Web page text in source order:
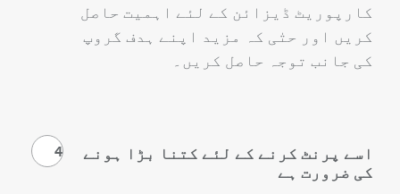
کارپوریٹ ڈیزائن کے لئے اہمیت حاصل
کریں اور حتٰی کہ مزید اپنے ہدف گروپ
کی جانب توجہ حاصل کریں۔
4
اسے پرنٹ کرنے کے لئے کتنا بڑا ہونے
کی ضرورت ہے